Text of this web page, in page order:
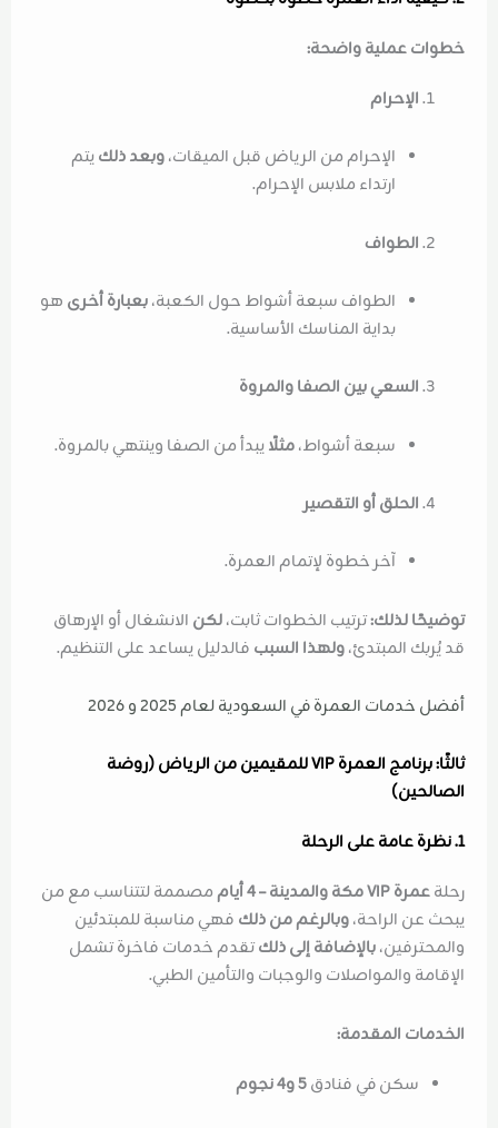
خطوات عملية واضحة:
الإحرام
الإحرام من الرياض قبل الميقات،وبعد ذلكيتم
ارتداء ملابس الإحرام.
الطواف
الطواف سبعة أشواط حول الكعبة،بعبارة أخرى هو
بداية المناسك الأساسية.
السعي بين الصفا والمروة
سبعة أشواط،مثلًايبدأ من الصفا وينتهي بالمروة.
الحلق أو التقصير
آخر خطوة لإتمام العمرة.
توضيحًا لذلك:ترتيب الخطوات ثابت،لكن الانشغال أو الإرهاق
قد يُربك المبتدئ،ولهذا السبب فالدليل يساعد على التنظيم.
أفضل خدمات العمرة في السعودية لعام 2025 و 2026
ثالثًا: برنامج العمرة VIP للمقيمين من الرياض (روضة
الصالحين)
1. نظرة عامة على الرحلة
رحلةعمرة VIP مكة والمدينة – 4 أيام
مصممة لتتناسب مع من
يبحث عن الراحة،وبالرغم من ذلك فهي مناسبة للمبتدئين
والمحترفين،بالإضافة إلى ذلكتقدم خدمات فاخرة تشمل
الإقامة والمواصلات والوجبات والتأمين الطبي.
الخدمات المقدمة:
سكن في فنادق5 و4 نجوم